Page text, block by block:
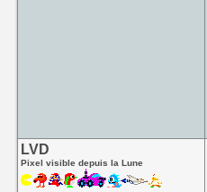
LVD
Pixel visible depuis la Lune